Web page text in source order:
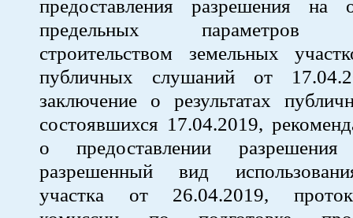
предоставления разрешения на
предельных параметров
строительством земельных
публичных слушаний от
заключение о результатах
состоявшихся 17.04.2019,
о предоставлении
разрешенный вид
участка от 26.04.2019,